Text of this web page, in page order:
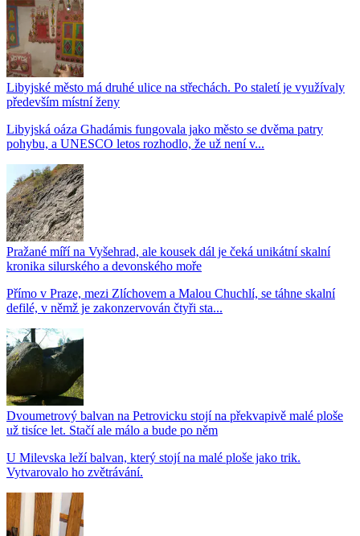
Libyjské město má druhé ulice na střechách. Po staletí je využívaly
především místní ženy
Libyjská oáza Ghadámis fungovala jako město se dvěma patry
pohybu, a UNESCO letos rozhodlo, že už není v...
Pražané míří na Vyšehrad, ale kousek dál je čeká unikátní skalní
kronika silurského a devonského moře
Přímo v Praze, mezi Zlíchovem a Malou Chuchlí, se táhne skalní
defilé, v němž je zakonzervován čtyři sta...
Dvoumetrový balvan na Petrovicku stojí na překvapivě malé ploše
už tisíce let. Stačí ale málo a bude po něm
U Milevska leží balvan, který stojí na malé ploše jako trik.
Vytvarovalo ho zvětrávání.